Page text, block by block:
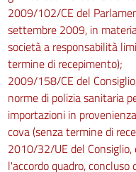
2009/102/CE del
settembre 2009, in
società a responsabilità
termine di recepimento);
2009/158/CE del
norme di polizia sanitaria
importazioni in
cova (senza termine di
2010/32/UE del
l'accordo quadro, concluso